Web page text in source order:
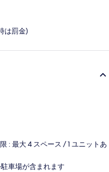
は罰金)
: 最大 4 スペース / 1 ユニットあ
車場が含まれます